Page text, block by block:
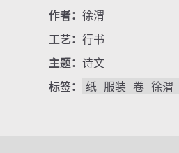
作者： 徐渭
工艺： 行书
主题： 诗文
标签：
纸 服装 卷 徐渭